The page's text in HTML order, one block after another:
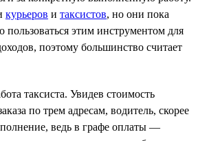
курьеров и таксистов, но они пока
пользоваться этим инструментом для
поэтому большинство считает
таксиста. Увидев стоимость
по трем адресам, водитель, скорее
ведь в графе оплаты —